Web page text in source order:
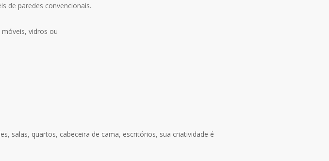
de paredes convencionais.
vidros ou
salas, quartos, cabeceira de cama, escritórios, sua criatividade é